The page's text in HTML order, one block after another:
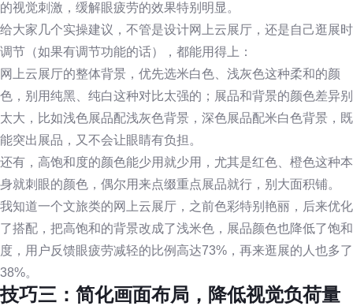
的视觉刺激，缓解眼疲劳的效果特别明显。
给大家几个实操建议，不管是设计网上云展厅，还是自己逛展时
调节（如果有调节功能的话），都能用得上：
网上云展厅的整体背景，优先选米白色、浅灰色这种柔和的颜
色，别用纯黑、纯白这种对比太强的；展品和背景的颜色差异别
太大，比如浅色展品配浅灰色背景，深色展品配米白色背景，既
能突出展品，又不会让眼睛有负担。
还有，高饱和度的颜色能少用就少用，尤其是红色、橙色这种本
身就刺眼的颜色，偶尔用来点缀重点展品就行，别大面积铺。
我知道一个文旅类的网上云展厅，之前色彩特别艳丽，后来优化
了搭配，把高饱和的背景改成了浅米色，展品颜色也降低了饱和
度，用户反馈眼疲劳减轻的比例高达73%，再来逛展的人也多了
38%。
技巧三：简化画面布局，降低视觉负荷量